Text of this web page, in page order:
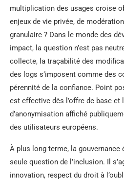
multiplication des usages croise
enjeux de vie privée, de
granulaire ? Dans le monde des
impact, la question n’est pas
collecte, la traçabilité des
des logs s’imposent comme des
pérennité de la confiance. Point
est effective dès l’offre de base et
d’anonymisation affiché
des utilisateurs européens.
À plus long terme, la gouvernance
seule question de l’inclusion. Il
innovation, respect du droit à